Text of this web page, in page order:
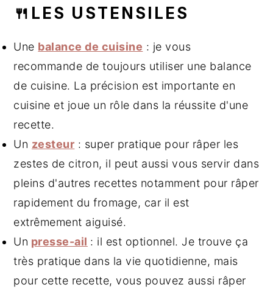
🍴LES USTENSILES
Une balance de cuisine : je vous
recommande de toujours utiliser une balance
de cuisine. La précision est importante en
cuisine et joue un rôle dans la réussite d'une
recette.
Un zesteur : super pratique pour râper les
zestes de citron, il peut aussi vous servir dans
pleins d'autres recettes notamment pour râper
rapidement du fromage, car il est
extrêmement aiguisé.
Un presse-ail : il est optionnel. Je trouve ça
très pratique dans la vie quotidienne, mais
pour cette recette, vous pouvez aussi râper